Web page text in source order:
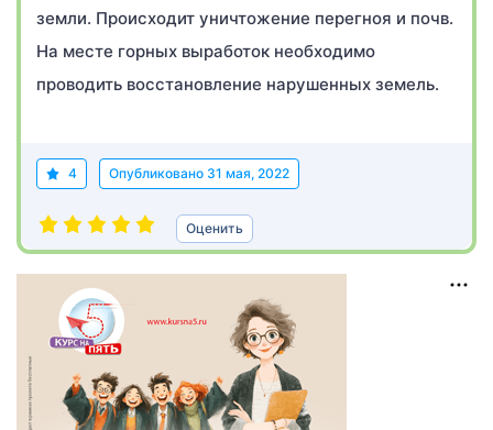
земли. Происходит уничтожение перегноя и почв.
На месте горных выработок необходимо
проводить восстановление нарушенных земель.
4 Опубликовано 31 мая, 2022
Оценить